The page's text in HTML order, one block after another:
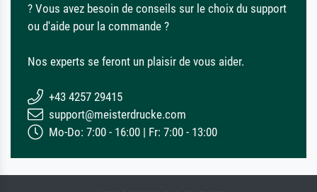
? Vous avez besoin de conseils sur le choix du support
ou d'aide pour la commande ?
Nos experts se feront un plaisir de vous aider.
+43 4257 29415
support@meisterdrucke.com
Mo-Do: 7:00 - 16:00 | Fr: 7:00 - 13:00